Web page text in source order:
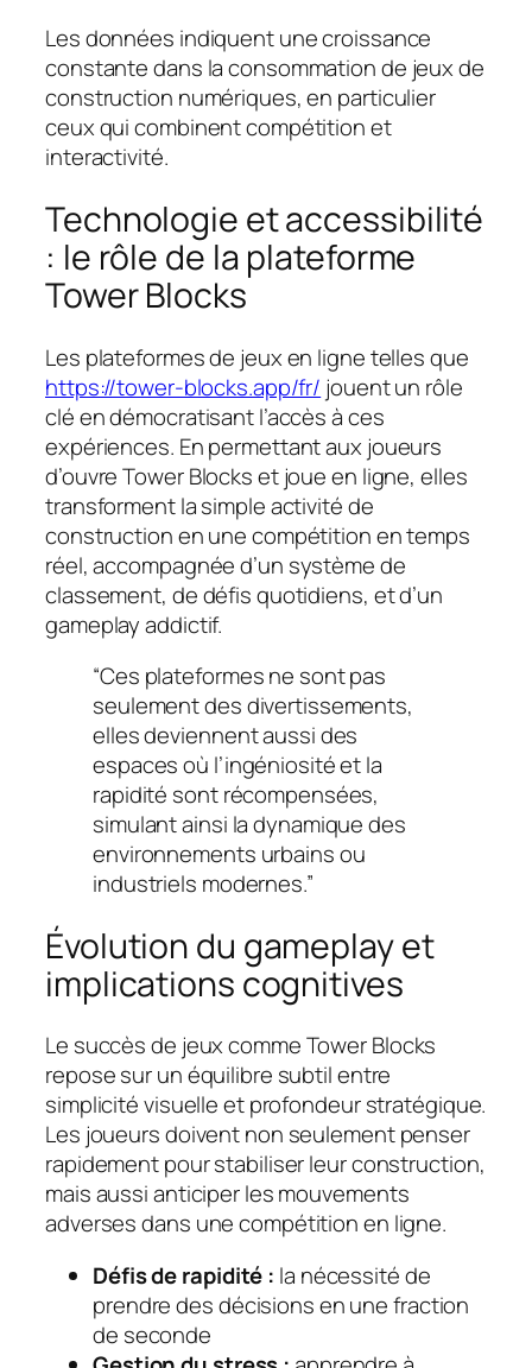
Les données indiquent une croissance
constante dans la consommation de jeux de
construction numériques, en particulier
ceux qui combinent compétition et
interactivité.
Technologie et accessibilité
: le rôle de la plateforme
Tower Blocks
Les plateformes de jeux en ligne telles que
https://tower-blocks.app/fr/ jouent un rôle
clé en démocratisant l’accès à ces
expériences. En permettant aux joueurs
d’ouvre Tower Blocks et joue en ligne, elles
transforment la simple activité de
construction en une compétition en temps
réel, accompagnée d’un système de
classement, de défis quotidiens, et d’un
gameplay addictif.
“Ces plateformes ne sont pas
seulement des divertissements,
elles deviennent aussi des
espaces où l’ingéniosité et la
rapidité sont récompensées,
simulant ainsi la dynamique des
environnements urbains ou
industriels modernes.”
Évolution du gameplay et
implications cognitives
Le succès de jeux comme Tower Blocks
repose sur un équilibre subtil entre
simplicité visuelle et profondeur stratégique.
Les joueurs doivent non seulement penser
rapidement pour stabiliser leur construction,
mais aussi anticiper les mouvements
adverses dans une compétition en ligne.
Défis de rapidité : la nécessité de
prendre des décisions en une fraction
de seconde